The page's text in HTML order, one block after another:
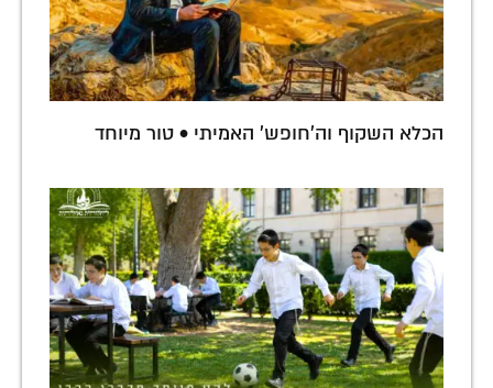
הכלא השקוף וה'חופש' האמיתי • טור מיוחד